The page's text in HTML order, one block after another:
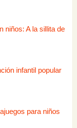
niños: A la sillita de
infantil popular
para niños